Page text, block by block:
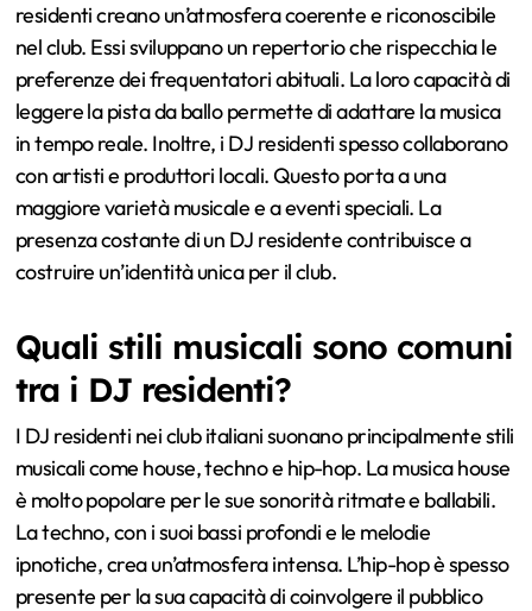
residenti creano un’atmosfera coerente e riconoscibile
nel club. Essi sviluppano un repertorio che rispecchia le
preferenze dei frequentatori abituali. La loro capacità di
leggere la pista da ballo permette di adattare la musica
in tempo reale. Inoltre, i DJ residenti spesso collaborano
con artisti e produttori locali. Questo porta a una
maggiore varietà musicale e a eventi speciali. La
presenza costante di un DJ residente contribuisce a
costruire un’identità unica per il club.
Quali stili musicali sono comuni
tra i DJ residenti?
I DJ residenti nei club italiani suonano principalmente stili
musicali come house, techno e hip-hop. La musica house
è molto popolare per le sue sonorità ritmate e ballabili.
La techno, con i suoi bassi profondi e le melodie
ipnotiche, crea un’atmosfera intensa. L’hip-hop è spesso
presente per la sua capacità di coinvolgere il pubblico